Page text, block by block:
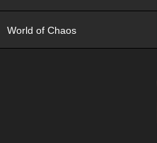
World of Chaos